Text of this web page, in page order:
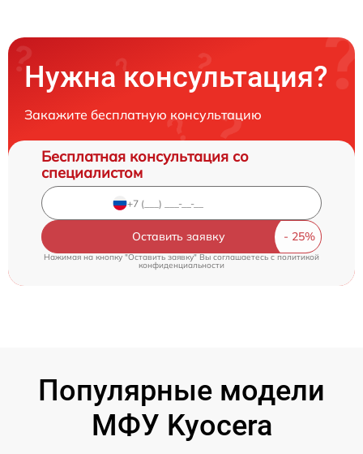
Нужна консультация?
Закажите бесплатную консультацию
Бесплатная консультация со
специалистом
Оставить заявку
Нажимая на кнопку "Оставить заявку" Вы соглашаетесь c политикой
конфиденциальности
Популярные модели
МФУ Kyocera